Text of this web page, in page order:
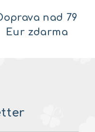
nad 79
Eur zdarma